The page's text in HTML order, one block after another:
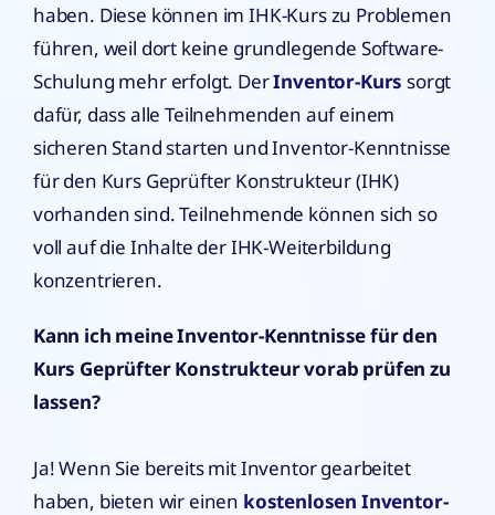
haben. Diese können im IHK-Kurs zu Problemen
führen, weil dort keine grundlegende Software-
Schulung mehr erfolgt. DerInventor-Kurs sorgt
dafür, dass alle Teilnehmenden auf einem
sicheren Stand starten und Inventor-Kenntnisse
für den Kurs Geprüfter Konstrukteur (IHK)
vorhanden sind. Teilnehmende können sich so
voll auf die Inhalte der IHK-Weiterbildung
konzentrieren.
Kann ich meine Inventor-Kenntnisse für den
Kurs Geprüfter Konstrukteur vorab prüfen zu
lassen?
Ja! Wenn Sie bereits mit Inventor gearbeitet
haben, bieten wir einen kostenlosen Inventor-